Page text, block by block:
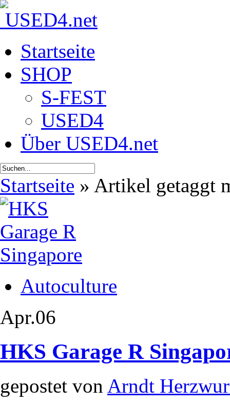
Startseite
SHOP
S-FEST
USED4
Über USED4.net
Startseite » Artikel getaggt
Autoculture
Apr.06
HKS Garage R
gepostet von Arndt